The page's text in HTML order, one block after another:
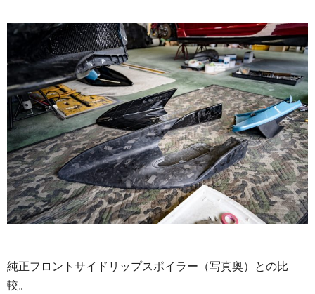
純正フロントサイドリップスポイラー（写真奥）との比
較。